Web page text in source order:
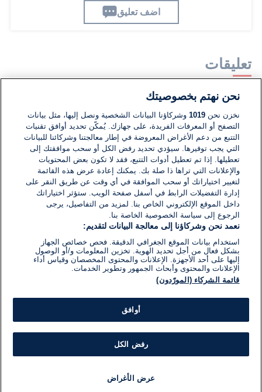
اضف تعليق
تعليقات
لا توجد تعليقات مكتوبة حتى الآن. كن الأول!
اكتب تعليقًا جديدًا ...
نحن نهتم بخصوصيتك
نخزن نحن1019 وشركاؤنا البيانات الشخصية ونصل إليها، مثل بيانات
التصفح أو المعرفات الفريدة، على جهازك. يُمكّن تحديد أوافق تقنيات
التتبع من دعم الأغراض المعروضة في إطار معالجتنا وشركائنا للبيانات
التي يجب توفيرها. سيؤدي تحديد رفض الكل أو سحب موافقتك إلى
تعطيلها. إذا تم تعطيل أدوات التتبع، فقد لا تكون بعض المحتويات
والإعلانات التي تراها ذا صلة بك. يمكنك إعادة عرض هذه القائمة
لتغيير اختياراتك أو سحب الموافقة في أي وقت عن طريق النقر على
إدارة التفضيلات الرابط في أسفل صفحة الويب. ستؤثر اختياراتك
داخل الموقع الإلكتروني الخاص بنا. لمزيد من التفاصيل، يرجى
الرجوع إلى سياسة الخصوصية الخاصة بنا.
نعمد نحن وشركاؤنا إلى معالجة البيانات لتقديم:
استخدام بيانات الموقع الجغرافي الدقيقة. فحص خصائص الجهاز
بشكل فعال من أجل تحديد الهوية. تخزين المعلومات و/أو الوصول
إليها على أحد الأجهزة. الإعلانات والمحتوى المخصصان وقياس أداء
الإعلانات والمحتوى وأبحاث الجمهور وتطوير الخدمات.
قائمة الشركاء (المورّدون)
أوافق
رفض الكل
عرض الأغراض